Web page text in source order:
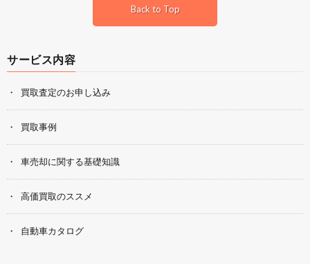
Back to Top
サービス内容
買取査定のお申し込み
買取事例
車売却に関する基礎知識
高価買取のススメ
自動車カタログ